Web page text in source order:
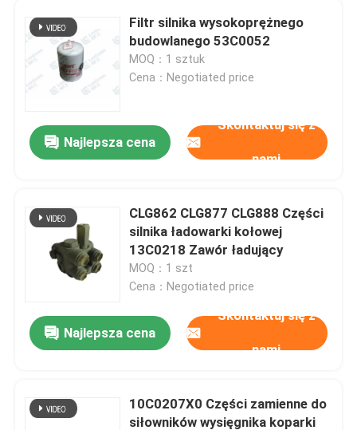
Filtr silnika wysokoprężnego
budowlanego 53C0052
MOQ：1 sztuk
Cena：Negotiated price
Najlepsza cena
Skontaktuj się z
nami
CLG862 CLG877 CLG888 Części
silnika ładowarki kołowej
13C0218 Zawór ładujący
MOQ：1 szt
Cena：Negotiated price
Najlepsza cena
Skontaktuj się z
nami
10C0207X0 Części zamienne do
siłowników wysięgnika koparki